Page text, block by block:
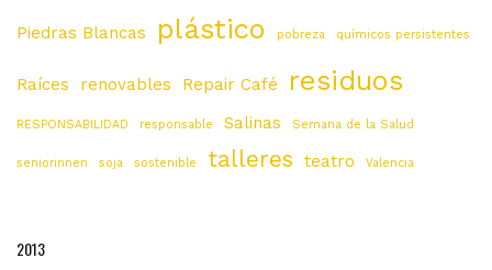
Piedras Blancas plástico pobreza químicos persistentes
Raíces renovables Repair Café residuos
RESPONSABILIDAD responsable Salinas Semana de la Salud
seniorinnen soja sostenible talleres teatro Valencia
2013